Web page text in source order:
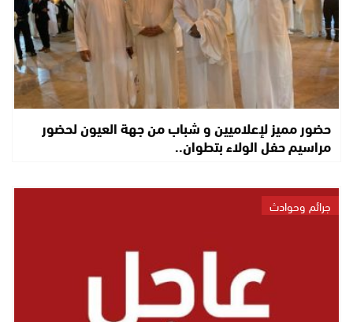
حضور مميز لإعلاميين و شباب من جهة العيون لحضور
مراسيم حفل الولاء بتطوان..
جرائم وحوادث